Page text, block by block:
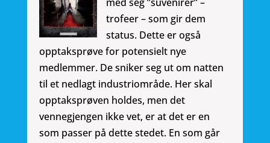
med seg ”suvenirer” –
trofeer – som gir dem
status. Dette er også
opptaksprøve for potensielt nye
medlemmer. De sniker seg ut om natten
til et nedlagt industriområde. Her skal
opptaksprøven holdes, men det
vennegjengen ikke vet, er at det er en
som passer på dette stedet. En som går